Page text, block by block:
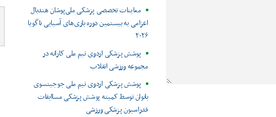
معاینات تخصصی پزشکی ملی‌پوشان هندبال
اعزامی به بیستمین دوره بازی‌های آسیایی ناگویا
۲۰۲۶
پوشش پزشکی اردوی تیم ملی کاراته در
مجموعه ورزشی انقلاب
پوشش پزشکی اردوی تیم ملی جوجیتسوی
بانوان توسط کمیته پوشش پزشکی مساابقات
فدراسیون پزشکی ورزشی